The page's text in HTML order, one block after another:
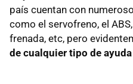
país cuentan con
como el servofreno, el
frenada, etc, pero
de cualquier tipo de